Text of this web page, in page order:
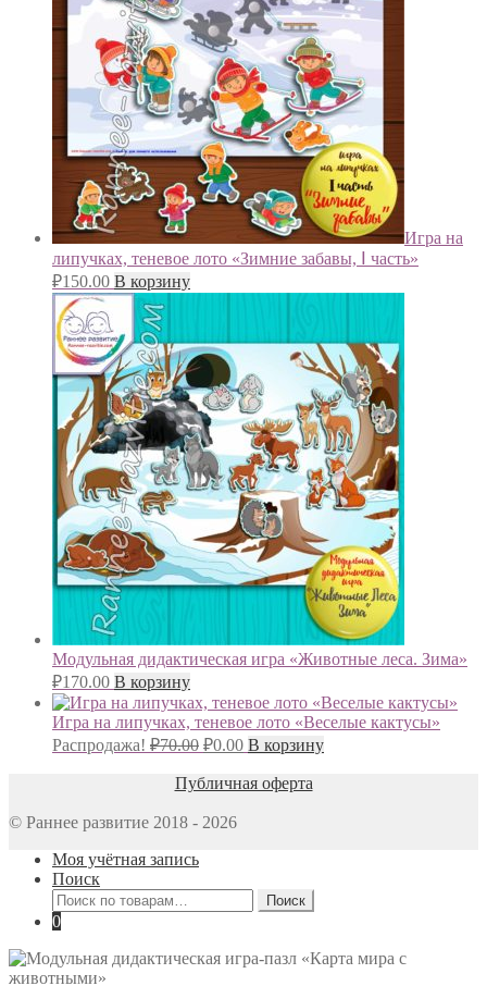
Игра на
липучках, теневое лото «Зимние забавы, Ⅰ часть»
₽150.00 В корзину
Модульная дидактическая игра «Животные леса. Зима»
₽170.00 В корзину
Игра на липучках, теневое лото «Веселые кактусы»
Распродажа! ₽70.00 Первоначальная
составляла
₽0.00Текущая
цена:
₽0.00.
В корзину
Публичная оферта
© Раннее развитие 2018 - 2026
Моя учётная запись
Поиск
Искать:
Поиск
0